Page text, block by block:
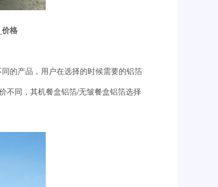
格
的产品，用户在选择的时候需要的铝箔
不同，其机餐盒铝箔/无皱餐盒铝箔选择